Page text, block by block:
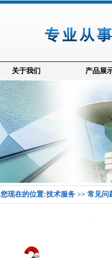
关于我们 产品展
您现在的位置:技术服务 >> 常见问